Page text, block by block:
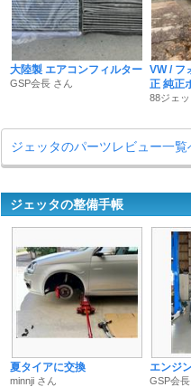
大陸製 エアコンフィルター
GSP会長 さん
VW / フ
正 純正
88ジェ
ジェッタのパーツレビュー一覧
ジェッタの整備手帳
夏タイアに交換
minnji さん
エンジ
GSP会